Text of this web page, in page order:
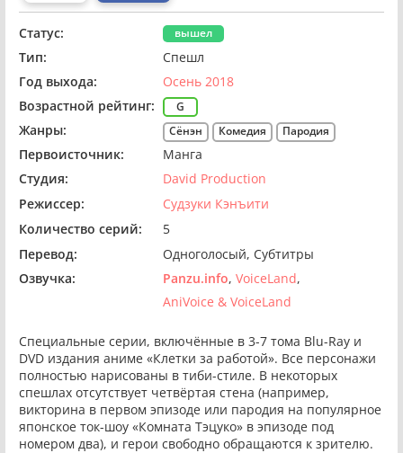
Статус: вышел
Тип:
Спешл
Год выхода:
Осень 2018
Возрастной рейтинг:
G
Жанры: Сёнэн Комедия Пародия
Первоисточник:
Манга
Студия:
David Production
Режиссер:
Судзуки Кэнъити
Количество серий:
5
Перевод:
Одноголосый Субтитры
Озвучка:
Panzu.info VoiceLand
AniVoice & VoiceLand
Специальные серии, включённые в 3-7 тома Blu-Ray и
DVD издания аниме «Клетки за работой». Все персонажи
полностью нарисованы в тиби-стиле. В некоторых
спешлах отсутствует четвёртая стена (например,
викторина в первом эпизоде или пародия на популярное
японское ток-шоу «Комната Тэцуко» в эпизоде под
номером два), и герои свободно обращаются к зрителю.